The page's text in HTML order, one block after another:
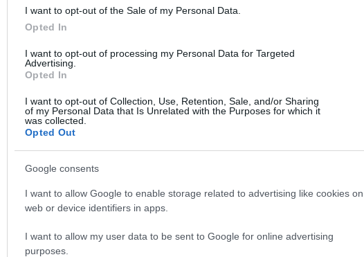
I want to opt-out of the Sale of my Personal Data.
Opted In
I want to opt-out of processing my Personal Data for Targeted
Advertising.
Opted In
I want to opt-out of Collection, Use, Retention, Sale, and/or Sharing
of my Personal Data that Is Unrelated with the Purposes for which it
was collected.
Opted Out
Google consents
I want to allow Google to enable storage related to advertising like cookies on
web or device identifiers in apps.
I want to allow my user data to be sent to Google for online advertising
purposes.